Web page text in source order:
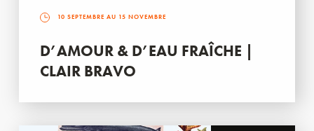
10 SEPTEMBRE AU 15 NOVEMBRE
D’AMOUR & D’EAU FRAÎCHE |
CLAIR BRAVO